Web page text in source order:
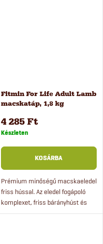
Fitmin For Life Adult Lamb
macskatáp, 1,8 kg
4 285 Ft
Készleten
KOSÁRBA
Prémium minőségű macskaeledel
friss hússal. Az eledel fogápoló
komplexet, friss bárányhúst és
rizst tartalmaz. Az eledel felnőtt